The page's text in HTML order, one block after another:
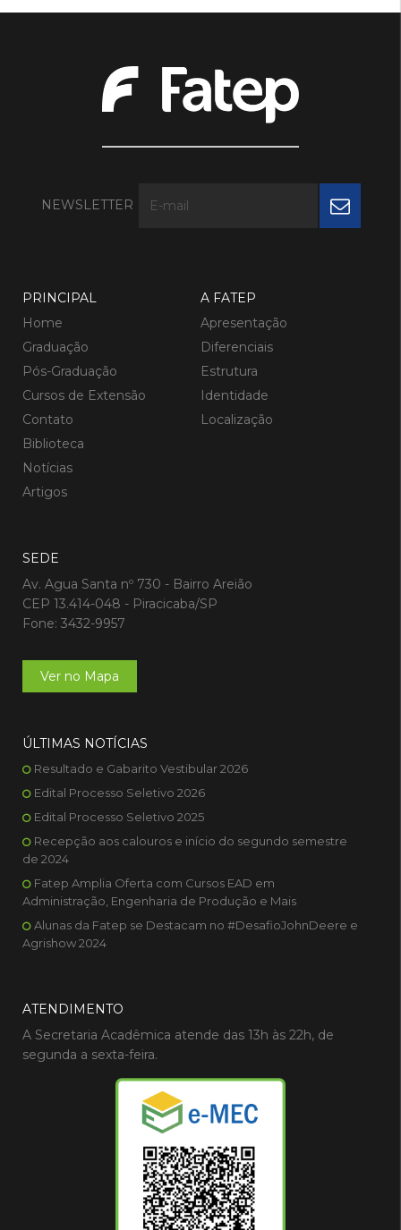
NEWSLETTER
PRINCIPAL
Home
Graduação
Pós-Graduação
Cursos de Extensão
Contato
Biblioteca
Notícias
Artigos
A FATEP
Apresentação
Diferenciais
Estrutura
Identidade
Localização
SEDE
Av. Agua Santa nº 730 - Bairro Areião
CEP 13.414-048 - Piracicaba/SP
Fone: 3432-9957
Ver no Mapa
ÚLTIMAS NOTÍCIAS
Resultado e Gabarito Vestibular 2026
Edital Processo Seletivo 2026
Edital Processo Seletivo 2025
Recepção aos calouros e início do segundo semestre
de 2024
Fatep Amplia Oferta com Cursos EAD em
Administração, Engenharia de Produção e Mais
Alunas da Fatep se Destacam no #DesafioJohnDeere e
Agrishow 2024
ATENDIMENTO
A Secretaria Acadêmica atende das 13h às 22h, de
segunda a sexta-feira.